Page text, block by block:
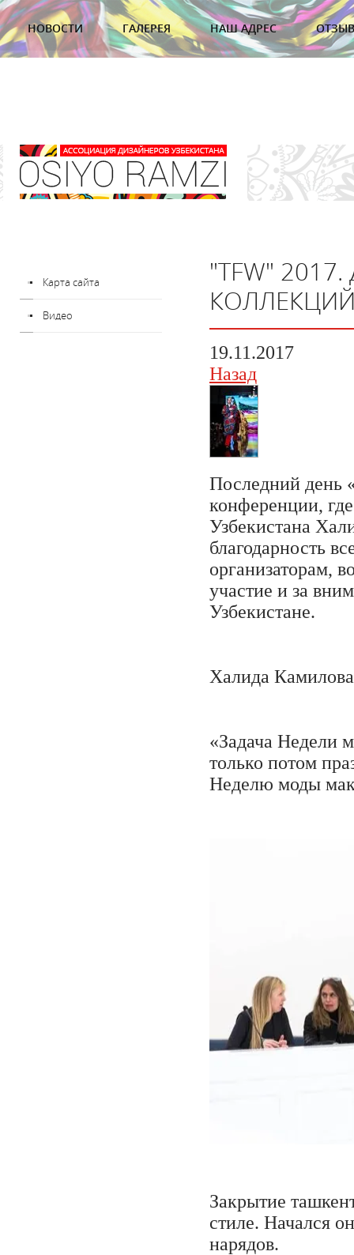
НОВОСТИ ГАЛЕРЕЯ НАШ АДРЕС
"TFW"
19.11.2017
Назад
Последний день
конференции,
Узбекистана
благодарность
организаторам,
участие и за
Узбекистане.
Халида Камилова
«Задача Недели
только потом
Неделю моды
Закрытие
стиле. Начался
нарядов.
Карта сайта
Видео